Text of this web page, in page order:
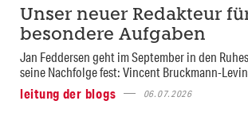
Unser neuer Redakteur
besondere Aufgaben
Jan Feddersen geht im September in den
seine Nachfolge fest: Vincent Bruckmann-
leitung der blogs
06.07.2026